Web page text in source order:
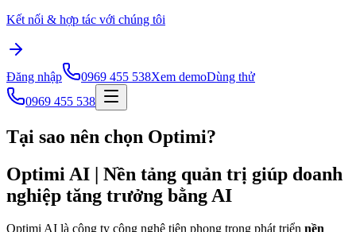
Kết nối & hợp tác với chúng tôi
Đăng nhập 0969 455 538Xem demoDùng thử
0969 455 538
Tại sao nên chọn Optimi?
Optimi AI | Nền tảng quản trị giúp doanh
nghiệp tăng trưởng bằng AI
Optimi AI là công ty công nghệ tiên phong trong phát triển nền